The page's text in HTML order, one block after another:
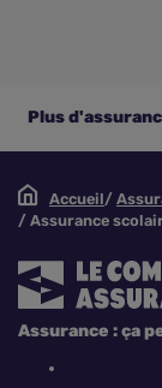
Plus
Accueil
Assurance
Assurance : ça